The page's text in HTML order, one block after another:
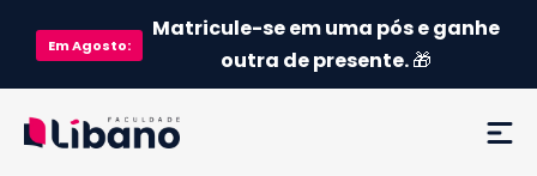
EmAgosto:
Matricule-se em uma pós e ganhe
outra de presente.🎁